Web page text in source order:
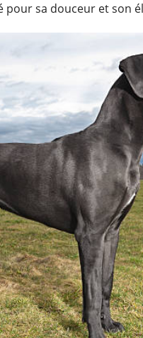
sa douceur et son